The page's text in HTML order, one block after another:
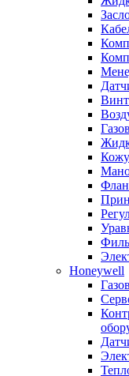
Honeywell